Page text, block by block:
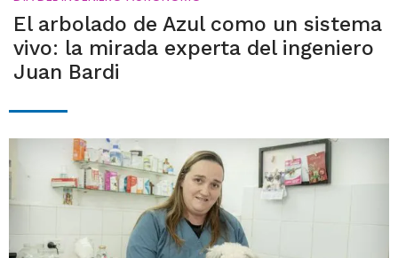
El arbolado de Azul como un sistema
vivo: la mirada experta del ingeniero
Juan Bardi